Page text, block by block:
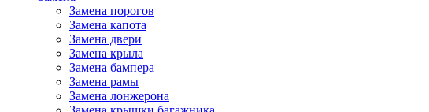
Замена порогов
Замена капота
Замена двери
Замена крыла
Замена бампера
Замена рамы
Замена лонжерона